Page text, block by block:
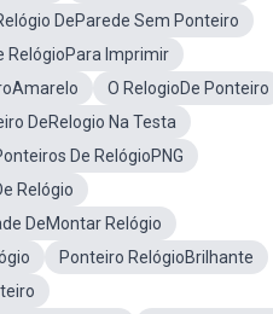
DeParede Sem Ponteiro
RelógioPara Imprimir
O RelogioDe Ponteiro
DeRelogio Na Testa
De RelógioPNG
Relógio
DeMontar Relógio
Ponteiro RelógioBrilhante